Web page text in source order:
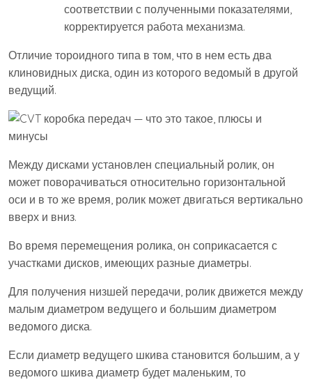
соответствии с полученными показателями,
корректируется работа механизма.
Отличие тороидного типа в том, что в нем есть два
клиновидных диска, один из которого ведомый в другой
ведущий.
Между дисками установлен специальный ролик, он
может поворачиваться относительно горизонтальной
оси и в то же время, ролик может двигаться вертикально
вверх и вниз.
Во время перемещения ролика, он соприкасается с
участками дисков, имеющих разные диаметры.
Для получения низшей передачи, ролик движется между
малым диаметром ведущего и большим диаметром
ведомого диска.
Если диаметр ведущего шкива становится большим, а у
ведомого шкива диаметр будет маленьким, то